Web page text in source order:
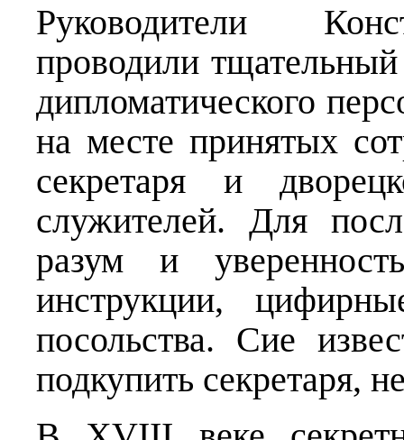
Руководители
проводили
дипломатического
на месте принятых
секретаря и
служителей. Для
разум и
инструкции,
посольства. Сие
подкупить секретаря,